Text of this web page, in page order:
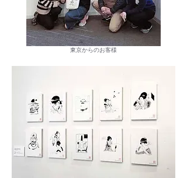
東京からのお客様